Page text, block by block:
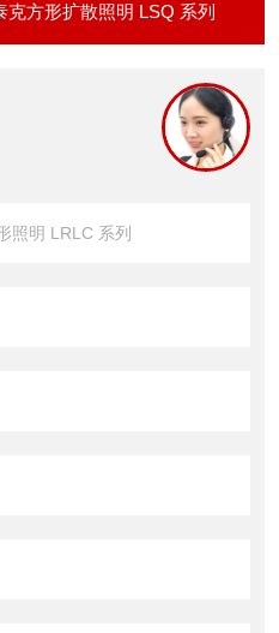
克方形扩散照明 LSQ 系列